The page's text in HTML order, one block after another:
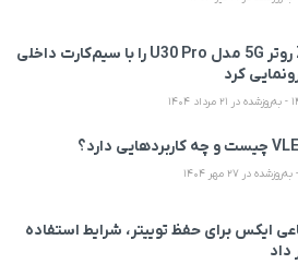
شرکت ZTE روتر 5G مدل U30 Pro را با سیم‌کارت داخلی
کرد
ایکس برای حفظ توییتر، شرایط استفاده
داد